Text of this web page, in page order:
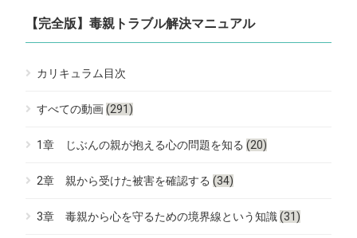
【完全版】毒親トラブル解決マニュアル
カリキュラム目次
すべての動画(291)
1章 じぶんの親が抱える心の問題を知る(20)
2章 親から受けた被害を確認する(34)
3章 毒親から心を守るための境界線という知識(31)